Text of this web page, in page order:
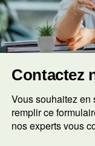
Huile
Standard ?
Les
d’étanchéité,
empêcher
garantit un